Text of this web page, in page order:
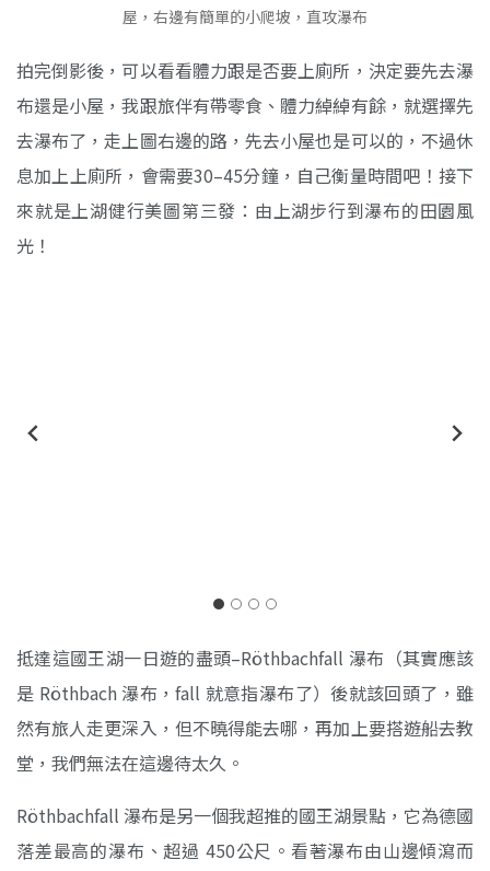
屋，右邊有簡單的小爬坡，直攻瀑布
拍完倒影後，可以看看體力跟是否要上廁所，決定要先去瀑
布還是小屋，我跟旅伴有帶零食、體力綽綽有餘，就選擇先
去瀑布了，走上圖右邊的路，先去小屋也是可以的，不過休
息加上上廁所，會需要30–45分鐘，自己衡量時間吧！接下
來就是上湖健行美圖第三發：由上湖步行到瀑布的田園風
光！
抵達這國王湖一日遊的盡頭–Röthbachfall 瀑布（其實應該
是 Röthbach 瀑布，fall 就意指瀑布了）後就該回頭了，雖
然有旅人走更深入，但不曉得能去哪，再加上要搭遊船去教
堂，我們無法在這邊待太久。
Röthbachfall 瀑布是另一個我超推的國王湖景點，它為德國
落差最高的瀑布、超過 450公尺。看著瀑布由山邊傾瀉而